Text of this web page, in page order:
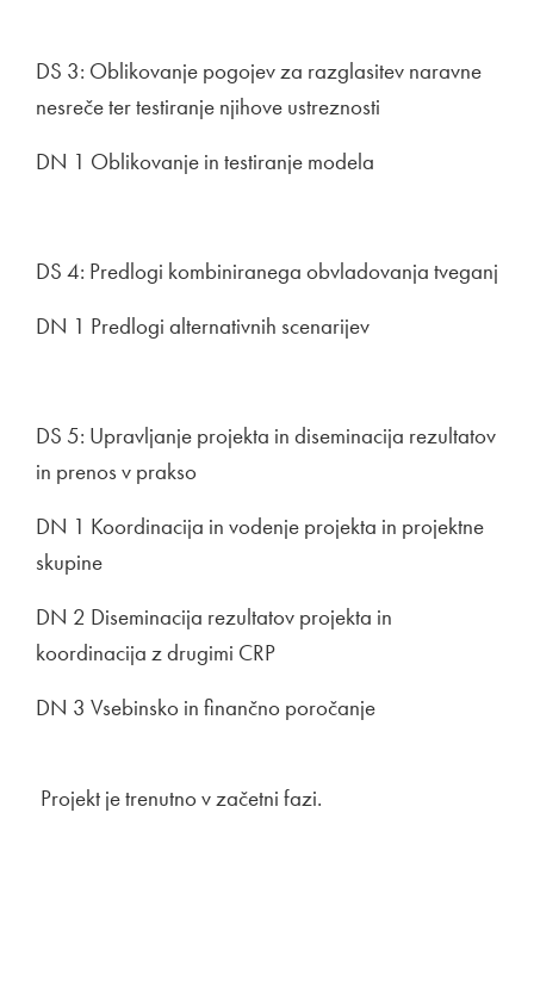
DS 3: Oblikovanje pogojev za razglasitev naravne
nesreče ter testiranje njihove ustreznosti
DN 1 Oblikovanje in testiranje modela
DS 4: Predlogi kombiniranega obvladovanja tveganj
DN 1 Predlogi alternativnih scenarijev
DS 5: Upravljanje projekta in diseminacija rezultatov
in prenos v prakso
DN 1 Koordinacija in vodenje projekta in projektne
skupine
DN 2 Diseminacija rezultatov projekta in
koordinacija z drugimi CRP
DN 3 Vsebinsko in finančno poročanje
Projekt je trenutno v začetni fazi.